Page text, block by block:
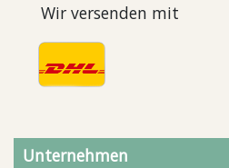
Wir versenden mit
Unternehmen